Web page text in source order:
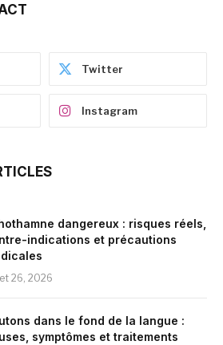
Twitter
Instagram
dangereux : risques réels,
indications et précautions
26, 2026
dans le fond de la langue :
symptômes et traitements